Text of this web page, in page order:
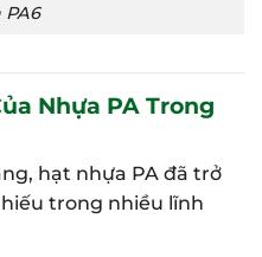
PA6
Nhựa PA Trong
hạt nhựa PA đã trở
trong nhiều lĩnh